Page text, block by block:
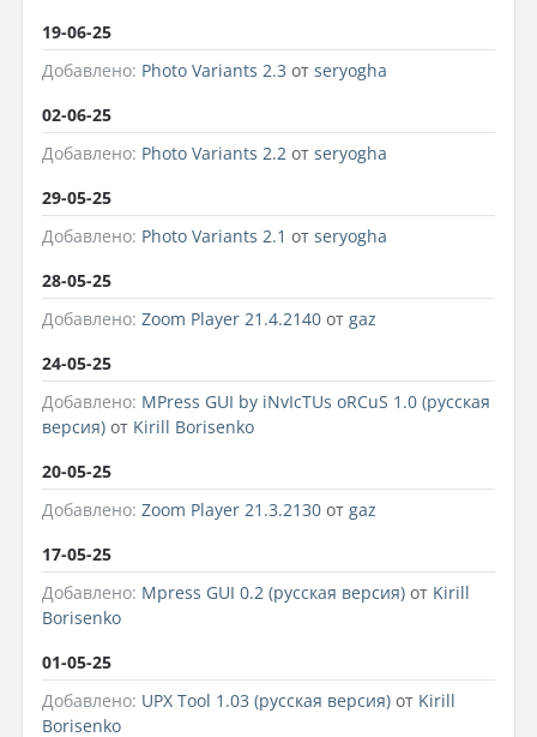
19-06-25
Добавлено: Photo Variants 2.3 от seryogha
02-06-25
Добавлено: Photo Variants 2.2 от seryogha
29-05-25
Добавлено: Photo Variants 2.1 от seryogha
28-05-25
Добавлено: Zoom Player 21.4.2140 от gaz
24-05-25
Добавлено: MPress GUI by iNvIcTUs oRCuS 1.0 (русская
версия) от Kirill Borisenko
20-05-25
Добавлено: Zoom Player 21.3.2130 от gaz
17-05-25
Добавлено: Mpress GUI 0.2 (русская версия) от Kirill
Borisenko
01-05-25
Добавлено: UPX Tool 1.03 (русская версия) от Kirill
Borisenko